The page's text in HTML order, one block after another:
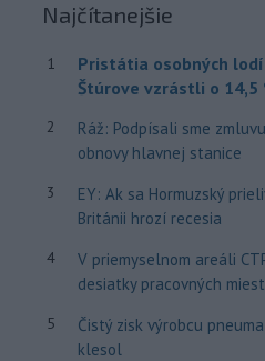
Najčítanejšie
1
Pristátia osobných lodí
Štúrove vzrástli o 14,5
2
Ráž: Podpísali sme
obnovy hlavnej stanice
3
EY: Ak sa Hormuzský
Británii hrozí recesia
4
V priemyselnom areáli
desiatky pracovných miest
5
Čistý zisk výrobcu
klesol